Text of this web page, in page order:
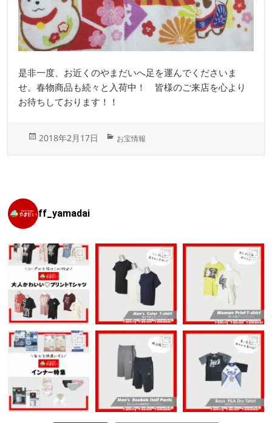
是非一度、お近くのやまだいへ足を運んでくださいま
せ。春物商品も続々と入荷中！ 皆様のご来店を心より
お待ちしております！！
投
日:
2018年2月17日
カ
ゴ
お宝情報
ff_yamadai